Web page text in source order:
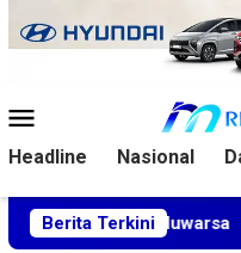
ke
Mobile
Headline Nasional
Berita Terkini Akses